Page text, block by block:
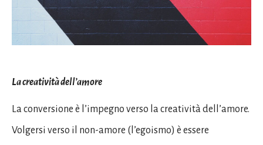
La creatività dell’amore
La conversione è l’impegno verso la creatività dell’amore.
Volgersi verso il non-amore (l’egoismo) è essere